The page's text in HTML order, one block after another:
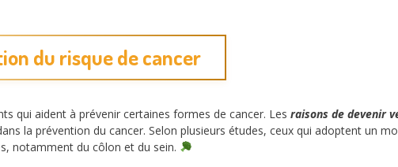
du risque de cancer
qui aident à prévenir certaines formes de cancer. Les raisons de devenir
la prévention du cancer. Selon plusieurs études, ceux qui adoptent un
notamment du côlon et du sein.